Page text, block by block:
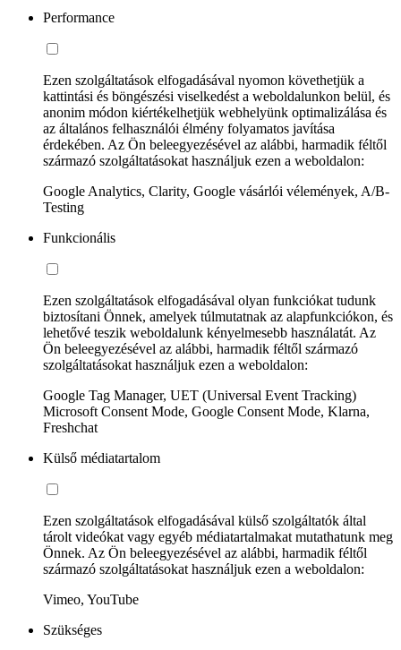
Performance
Ezen szolgáltatások elfogadásával nyomon követhetjük a
kattintási és böngészési viselkedést a weboldalunkon belül, és
anonim módon kiértékelhetjük webhelyünk optimalizálása és
az általános felhasználói élmény folyamatos javítása
érdekében. Az Ön beleegyezésével az alábbi, harmadik féltől
származó szolgáltatásokat használjuk ezen a weboldalon:
Google Analytics, Clarity, Google vásárlói vélemények, A/B-
Testing
Funkcionális
Ezen szolgáltatások elfogadásával olyan funkciókat tudunk
biztosítani Önnek, amelyek túlmutatnak az alapfunkciókon, és
lehetővé teszik weboldalunk kényelmesebb használatát. Az
Ön beleegyezésével az alábbi, harmadik féltől származó
szolgáltatásokat használjuk ezen a weboldalon:
Google Tag Manager, UET (Universal Event Tracking)
Microsoft Consent Mode, Google Consent Mode, Klarna,
Freshchat
Külső médiatartalom
Ezen szolgáltatások elfogadásával külső szolgáltatók által
tárolt videókat vagy egyéb médiatartalmakat mutathatunk meg
Önnek. Az Ön beleegyezésével az alábbi, harmadik féltől
származó szolgáltatásokat használjuk ezen a weboldalon:
Vimeo, YouTube
Szükséges